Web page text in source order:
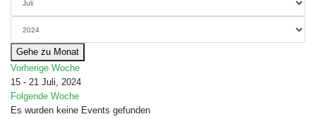
Gehe zu Monat
Vorherige Woche
15 - 21 Juli, 2024
Folgende Woche
Es wurden keine Events gefunden